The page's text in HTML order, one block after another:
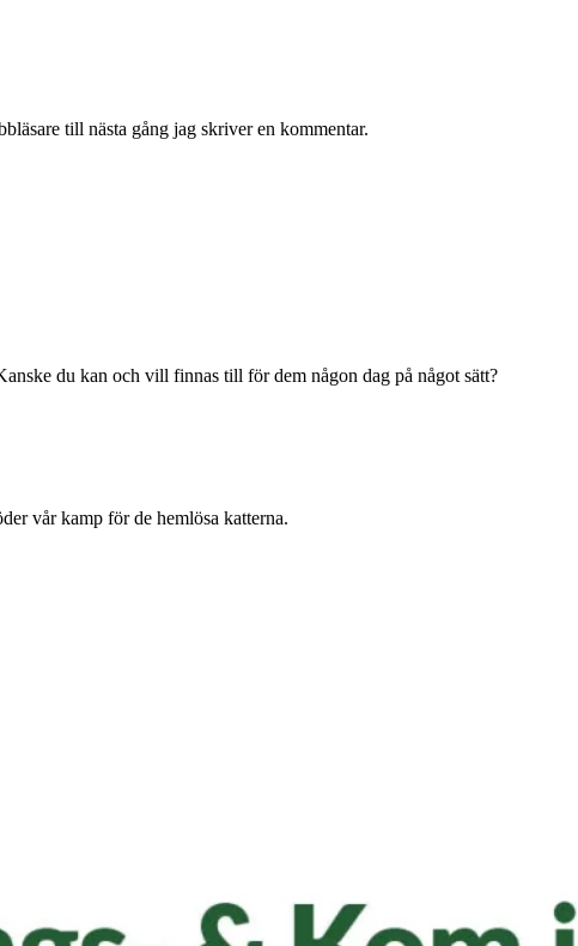
till nästa gång jag skriver en kommentar.
du kan och vill finnas till för dem någon dag på något sätt?
vår kamp för de hemlösa katterna.